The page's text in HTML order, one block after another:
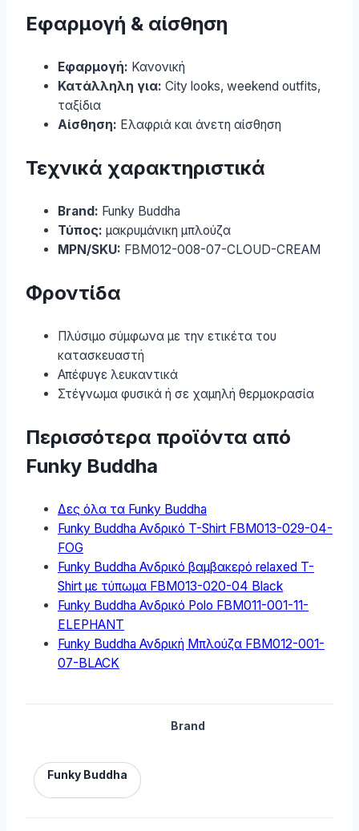
Εφαρμογή & αίσθηση
Εφαρμογή: Κανονική
Κατάλληλη για: City looks, weekend outfits,
ταξίδια
Αίσθηση: Ελαφριά και άνετη αίσθηση
Τεχνικά χαρακτηριστικά
Brand: Funky Buddha
Τύπος: μακρυμάνικη μπλούζα
MPN/SKU: FBM012-008-07-CLOUD-CREAM
Φροντίδα
Πλύσιμο σύμφωνα με την ετικέτα του
κατασκευαστή
Απέφυγε λευκαντικά
Στέγνωμα φυσικά ή σε χαμηλή θερμοκρασία
Περισσότερα προϊόντα από
Funky Buddha
Δες όλα τα Funky Buddha
Funky Buddha Ανδρικό T-Shirt FBM013-029-04-
FOG
Funky Buddha Ανδρικό βαμβακερό relaxed T-
Shirt με τύπωμα FBM013-020-04 Black
Funky Buddha Ανδρικό Polo FBM011-001-11-
ELEPHANT
Funky Buddha Ανδρική Μπλούζα FBM012-001-
07-BLACK
Brand
Funky Buddha